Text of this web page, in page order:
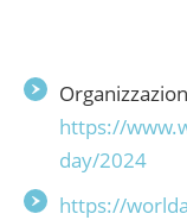
https://
day/2024
https://